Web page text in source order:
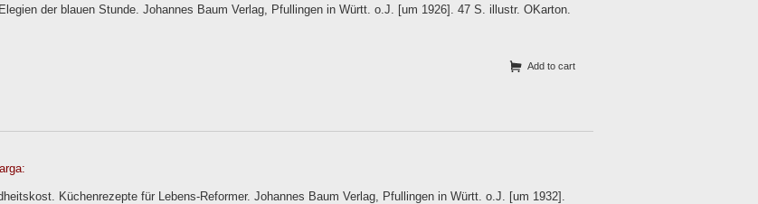
der blauen Stunde. Johannes Baum Verlag, Pfullingen in Württ. o.J. [um 1926]. 47 S. illustr. OKarton.
Add to cart
Küchenrezepte für Lebens-Reformer. Johannes Baum Verlag, Pfullingen in Württ. o.J. [um 1932].